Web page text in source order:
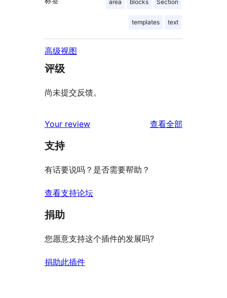
area blocks Section
templates text
高级视图
评级
尚未提交反馈。
Your review 查看全部
支持
有话要说吗？是否需要帮助？
查看支持论坛
捐助
您愿意支持这个插件的发展吗?
捐助此插件